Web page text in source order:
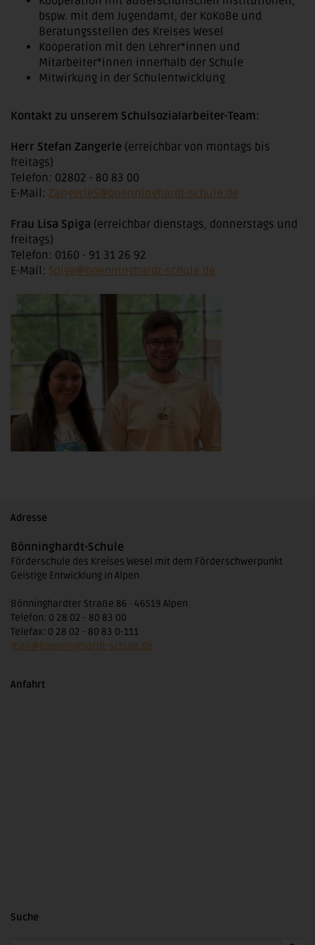
bspw. mit dem Jugendamt, der KoKoBe und
Beratungsstellen des Kreises Wesel
Kooperation mit den Lehrer*innen und
Mitarbeiter*innen innerhalb der Schule
Mitwirkung in der Schulentwicklung
Kontakt zu unserem Schulsozialarbeiter-Team:
Herr Stefan Zangerle (erreichbar von montags bis
freitags)
Telefon: 02802 - 80 83 00
E-Mail: ZangerleS@boenninghardt-schule.de
Frau Lisa Spiga (erreichbar dienstags, donnerstags und
freitags)
Telefon: 0160 - 91 31 26 92
E-Mail: Spiga@boenninghardt-schule.de
Adresse
Bönninghardt-Schule
Förderschule des Kreises Wesel mit dem Förderschwerpunkt
Geistige Entwicklung in Alpen
Bönninghardter Straße 86 · 46519 Alpen
Telefon: 0 28 02 - 80 83 00
Telefax: 0 28 02 - 80 83 0-111
mail@boenninghardt-schule.de
Anfahrt
Suche